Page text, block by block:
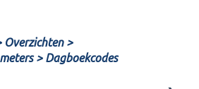
Overzichten >
> Dagboekcodes